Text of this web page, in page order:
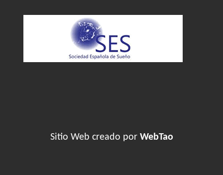
Sitio Web creado por WebTao